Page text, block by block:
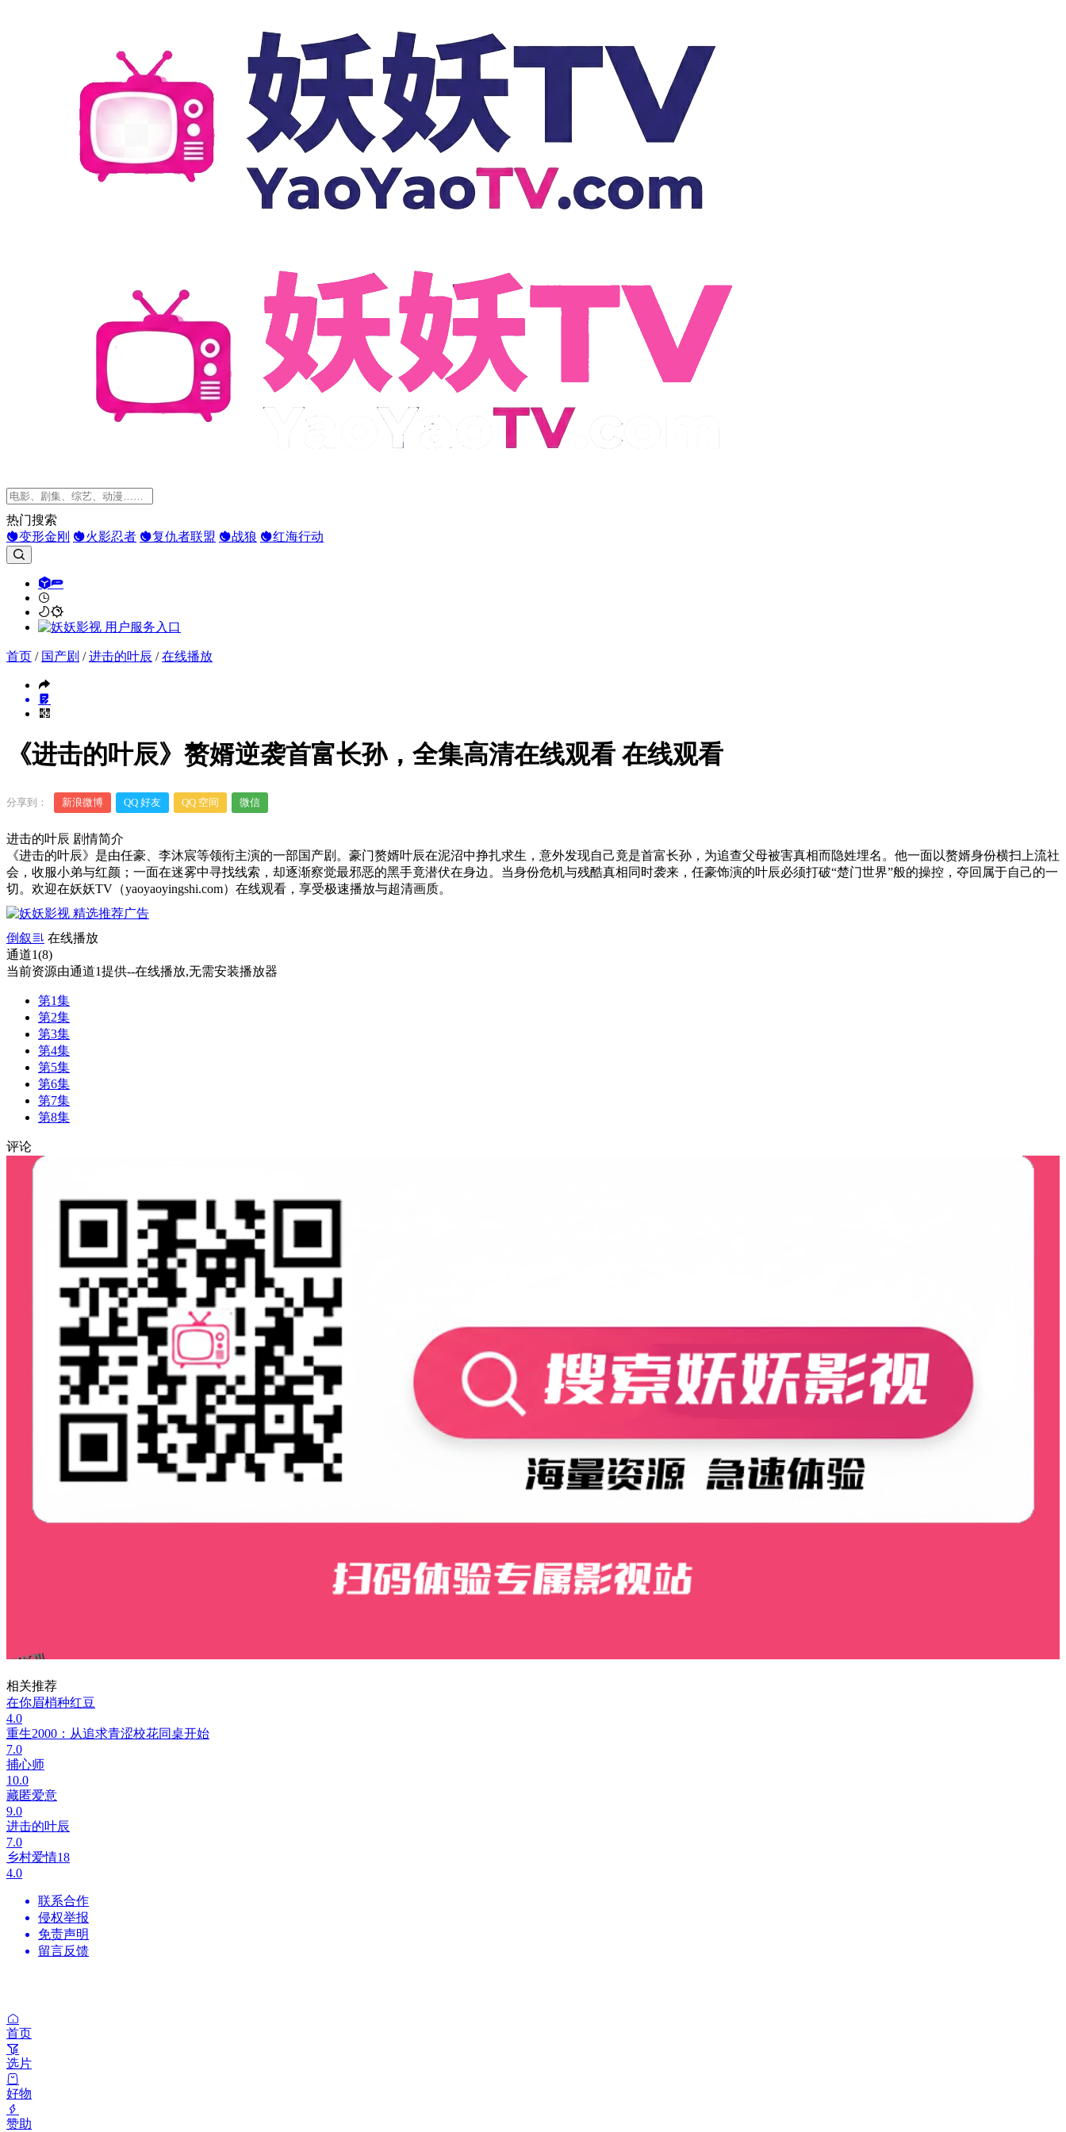
热门搜索
变形金刚
火影忍者 复仇者联盟 战狼 红海行动
首页 / 国产剧 /进击的叶辰 /在线播放
《进击的叶辰》赘婿逆袭首富长孙，全集高清在线观看 在线观看
分享到： 新浪微博 QQ 好友 QQ 空间 微信
00:00/0:00
进击的叶辰 剧情简介
《进击的叶辰》是由任豪、李沐宸等领衔主演的一部国产剧。豪门赘婿叶辰在泥沼中挣扎求生，意外发现自己竟是首富长孙，为追查父母被害真相而隐姓埋名。他一面以赘婿身份横扫上流社
会，收服小弟与红颜；一面在迷雾中寻找线索，却逐渐察觉最邪恶的黑手竟潜伏在身边。当身份危机与残酷真相同时袭来，任豪饰演的叶辰必须打破“楚门世界”般的操控，夺回属于自己的一
切。欢迎在妖妖TV（yaoyaoyingshi.com）在线观看，享受极速播放与超清画质。
倒叙
在线播放
通道1(8)
当前资源由通道1提供--在线播放,无需安装播放器
第1集
第2集
第3集
第4集
第5集
第6集
第7集
第8集
评论
相关推荐
在你眉梢种红豆
4.0
重生2000：从追求青涩校花同桌开始
7.0
捕心师
10.0
藏匿爱意
9.0
进击的叶辰
7.0
乡村爱情18
4.0
联系合作
侵权举报
免责声明
留言反馈
首页
选片
好物
赞助